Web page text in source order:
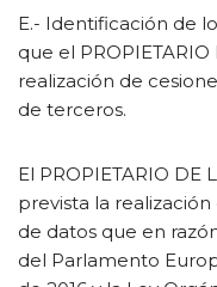
E.- Identificación de
que el
realización de
de terceros.
El PROPIETARIO
prevista la
de datos que en
del Parlamento